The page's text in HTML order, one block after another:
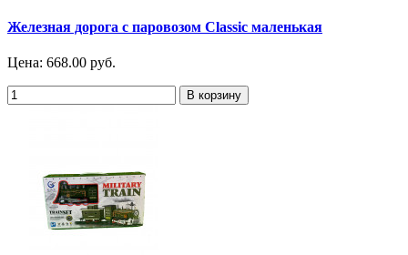
Железная дорога с паровозом Classic маленькая
Цена: 668.00 руб.